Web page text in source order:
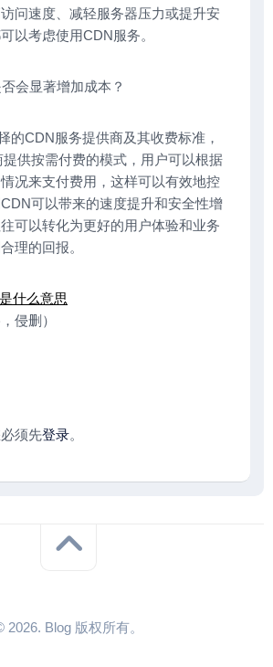
问速度、减轻服务器压力或提升安
以考虑使用CDN服务。
会显著增加成本？
的CDN服务提供商及其收费标准，
供按需付费的模式，用户可以根据
况来支付费用，这样可以有效地控
可以带来的速度提升和安全性增
可以转化为更好的用户体验和业务
理的回报。
侵删）
须先登录。
2026. Blog 版权所有。